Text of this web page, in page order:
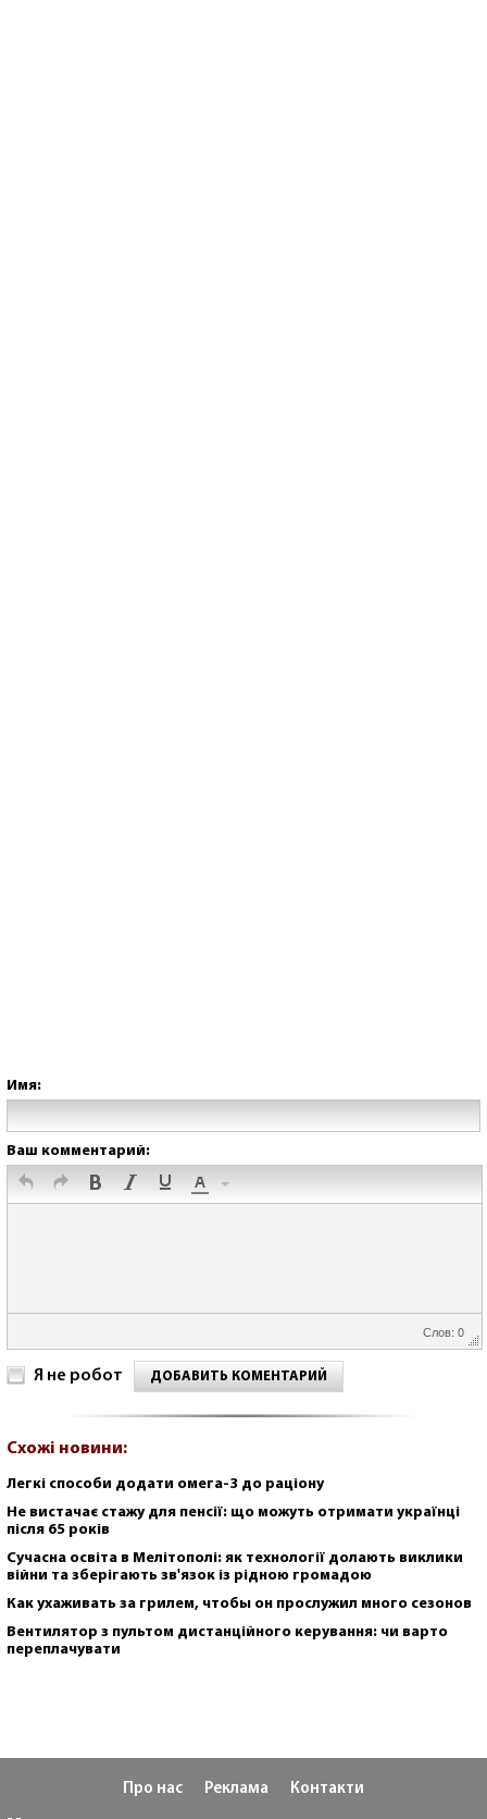
Имя:
Ваш комментарий:
Слов: 0
Я не робот ДОБАВИТЬ КОМЕНТАРИЙ
Схожі новини:
Легкі способи додати омега-3 до раціону
Не вистачає стажу для пенсії: що можуть отримати українці
після 65 років
Сучасна освіта в Мелітополі: як технології долають виклики
війни та зберігають зв'язок із рідною громадою
Как ухаживать за грилем, чтобы он прослужил много сезонов
Вентилятор з пультом дистанційного керування: чи варто
переплачувати
Про нас Реклама Контакти